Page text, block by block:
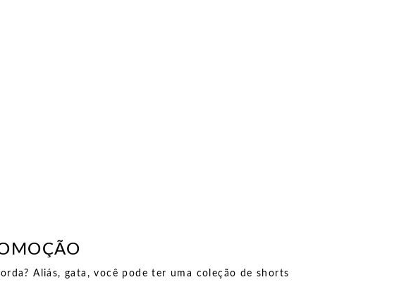
Aliás, gata, você pode ter uma coleção de shorts